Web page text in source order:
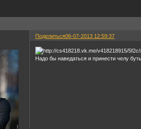
Поделиться06-07-2013 12:59:37
Надо бы наведаться и принести челу